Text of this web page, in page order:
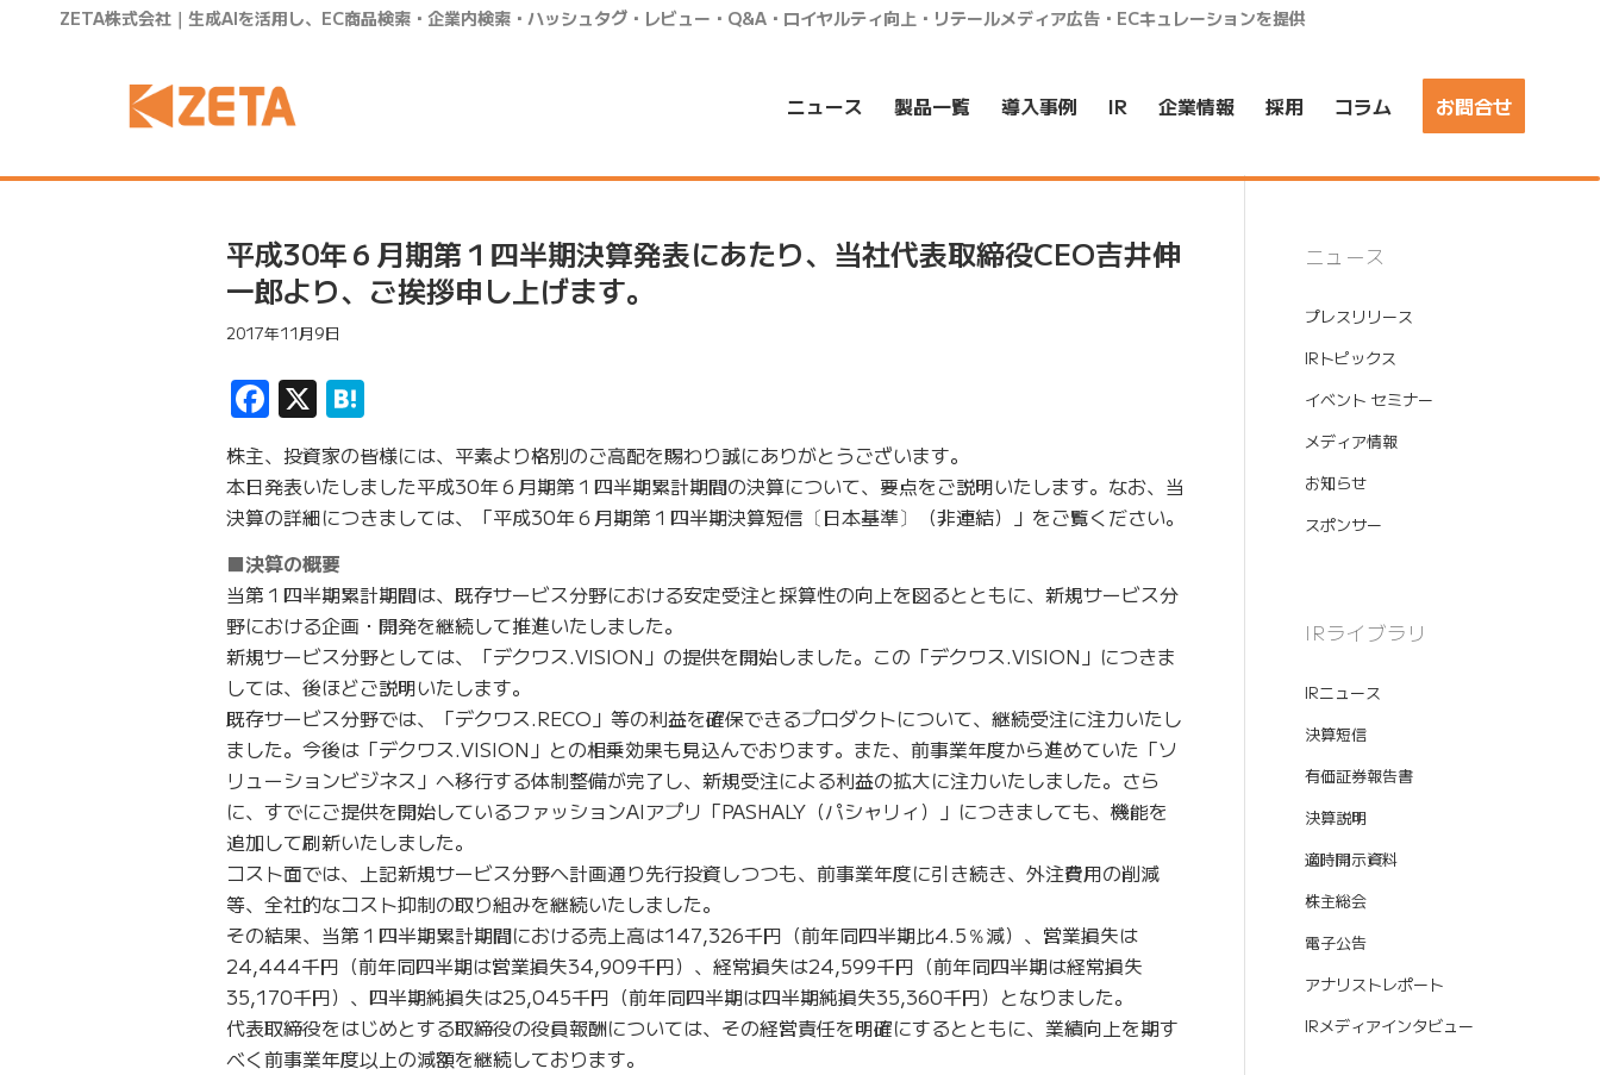
ZETA株式会社｜生成AIを活用し、EC商品検索・企業内検索・ハッシュタグ・レビュー・Q&A・ロイヤルティ向上・リテールメディア広告・ECキュレーションを提供
ニュース 製品一覧 導入事例 IR 企業情報 採用 コラム お問合せ
平成30年６月期第１四半期決算発表にあたり、当社代表取締役CEO吉井伸
一郎より、ご挨拶申し上げます。
2017年11月9日
Facebook
X
株主、投資家の皆様には、平素より格別のご高配を賜わり誠にありがとうございます。
本日発表いたしました平成30年６月期第１四半期累計期間の決算について、要点をご説明いたします。なお、当
決算の詳細につきましては、「平成30年６月期第１四半期決算短信〔日本基準〕（非連結）」をご覧ください。
■決算の概要
当第１四半期累計期間は、既存サービス分野における安定受注と採算性の向上を図るとともに、新規サービス分
野における企画・開発を継続して推進いたしました。
新規サービス分野としては、「デクワス.VISION」の提供を開始しました。この「デクワス.VISION」につきま
しては、後ほどご説明いたします。
既存サービス分野では、「デクワス.RECO」等の利益を確保できるプロダクトについて、継続受注に注力いたし
ました。今後は「デクワス.VISION」との相乗効果も見込んでおります。また、前事業年度から進めていた「ソ
リューションビジネス」へ移行する体制整備が完了し、新規受注による利益の拡大に注力いたしました。さら
に、すでにご提供を開始しているファッションAIアプリ「PASHALY（パシャリィ）」につきましても、機能を
追加して刷新いたしました。
コスト面では、上記新規サービス分野へ計画通り先行投資しつつも、前事業年度に引き続き、外注費用の削減
等、全社的なコスト抑制の取り組みを継続いたしました。
その結果、当第１四半期累計期間における売上高は147,326千円（前年同四半期比4.5％減）、営業損失は
24,444千円（前年同四半期は営業損失34,909千円）、経常損失は24,599千円（前年同四半期は経常損失
35,170千円）、四半期純損失は25,045千円（前年同四半期は四半期純損失35,360千円）となりました。
代表取締役をはじめとする取締役の役員報酬については、その経営責任を明確にするとともに、業績向上を期す
べく前事業年度以上の減額を継続しております。
ニュース
プレスリリース
IRトピックス
イベント セミナー
メディア情報
お知らせ
スポンサー
IRライブラリ
IRニュース
決算短信
有価証券報告書
決算説明
適時開示資料
株主総会
電子公告
アナリストレポート
IRメディアインタビュー